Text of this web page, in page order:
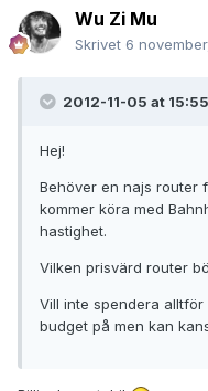
Wu Zi Mu
Skrivet 6
2012-11-05 at
Hej!
Behöver en najs router
kommer köra med
hastighet.
Vilken prisvärd router
Vill inte spendera
budget på men kan